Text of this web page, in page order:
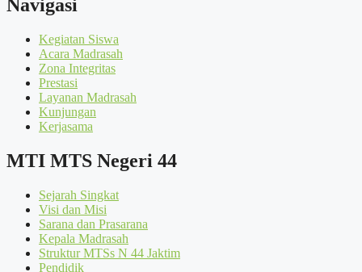
Navigasi
Kegiatan Siswa
Acara Madrasah
Zona Integritas
Prestasi
Layanan Madrasah
Kunjungan
Kerjasama
MTI MTS Negeri 44
Sejarah Singkat
Visi dan Misi
Sarana dan Prasarana
Kepala Madrasah
Struktur MTSs N 44 Jaktim
Pendidik